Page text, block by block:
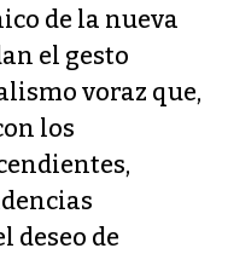
de la nueva
el gesto
voraz que,
los
deseo de